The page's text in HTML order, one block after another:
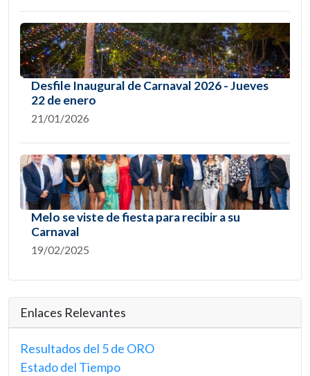
Desfile Inaugural de Carnaval 2026 - Jueves
22 de enero
21/01/2026
Melo se viste de fiesta para recibir a su
Carnaval
19/02/2025
Enlaces Relevantes
Resultados del 5 de ORO
Estado del Tiempo